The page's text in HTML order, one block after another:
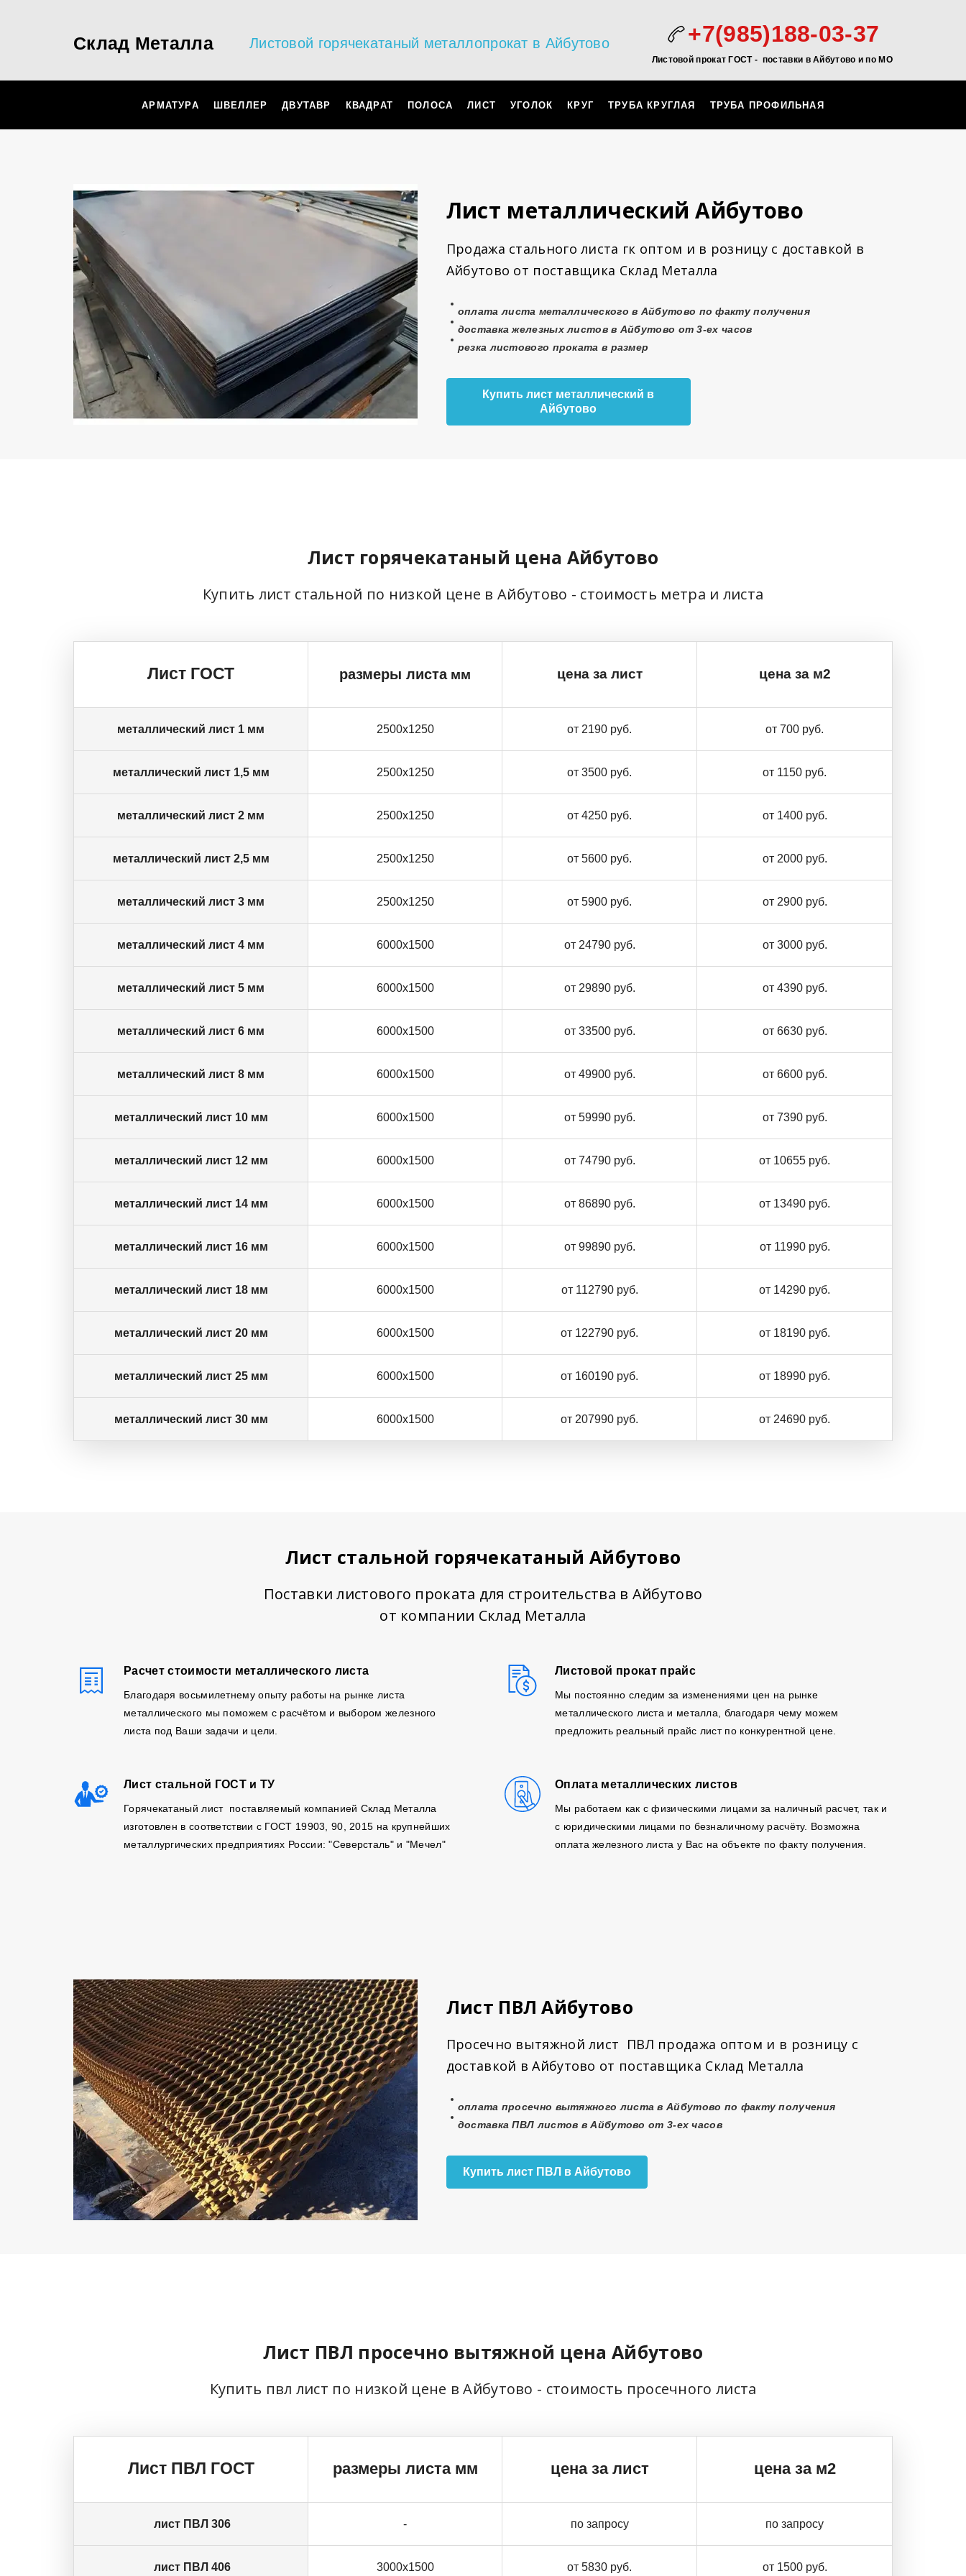
Склад Металла Листовой горячекатаный металлопрокат в Айбутово +7(985)188-03-37
Листовой прокат ГОСТ - поставки в Айбутово и по МО
АРМАТУРА ШВЕЛЛЕР ДВУТАВР КВАДРАТ ПОЛОСА ЛИСТ УГОЛОК КРУГ ТРУБА КРУГЛАЯ ТРУБА ПРОФИЛЬНАЯ
Лист металлический Айбутово
Продажа стального листа гк оптом и в розницу с доставкой в
Айбутово от поставщика Склад Металла
оплаталиста металлическогов Айбутово по факту получения
доставка железных листов в Айбутово от 3-ех часов
резка листового проката в размер
Купить лист металлический в
Айбутово
Лист горячекатаный цена Айбутово
Купить лист стальной по низкой цене в Айбутово - стоимость метра и листа
Лист ГОСТ размеры листамм цена за лист цена за м2
металлический лист 1 мм 2500х1250 от 2190 руб. от 700 руб.
металлический лист 1,5 мм 2500х1250 от 3500 руб. от 1150 руб.
металлический лист 2 мм 2500х1250 от 4250 руб. от 1400 руб.
металлический лист 2,5 мм 2500х1250 от 5600 руб. от 2000 руб.
металлический лист 3 мм 2500х1250 от 5900 руб. от 2900 руб.
металлический лист 4 мм 6000х1500 от 24790 руб. от 3000 руб.
металлический лист 5 мм 6000х1500 от 29890 руб. от 4390 руб.
металлический лист 6 мм 6000х1500 от 33500 руб. от 6630 руб.
металлический лист 8 мм 6000х1500 от 49900 руб. от 6600 руб.
металлический лист 10 мм 6000х1500 от 59990 руб. от 7390 руб.
металлический лист 12 мм 6000х1500 от 74790 руб. от 10655 руб.
металлический лист 14 мм 6000х1500 от 86890 руб. от 13490 руб.
металлический лист 16 мм 6000х1500 от 99890 руб. от 11990 руб.
металлический лист 18 мм 6000х1500 от 112790 руб. от 14290 руб.
металлический лист 20 мм 6000х1500 от 122790 руб. от 18190 руб.
металлический лист 25 мм 6000х1500 от 160190 руб. от 18990 руб.
металлический лист 30 мм 6000х1500 от 207990 руб. от 24690 руб.
Лист стальной горячекатаный Айбутово
Поставки листового проката для строительства в Айбутово
от компании Склад Металла
Расчет стоимости металлического листа
Благодаря восьмилетнему опыту работы на рынке листа
металлического мы поможем с расчётом и выбором железного
листа под Ваши задачи и цели.
Листовой прокат прайс
Мы постоянно следим за изменениями цен на рынке
металлического листа и металла, благодаря чему можем
предложить реальный прайс лист по конкурентной цене.
Лист стальной ГОСТ и ТУ
Горячекатаный лист поставляемый компанией Склад Металла
изготовлен в соответствии с ГОСТ 19903, 90, 2015 на крупнейших
металлургических предприятиях России: "Северсталь" и "Мечел"
Оплата металлических листов
Мы работаем как с физическими лицами за наличный расчет, так и
с юридическими лицами по безналичному расчёту. Возможна
оплата железного листа у Вас на объекте по факту получения.
Лист ПВЛ Айбутово
Просечно вытяжной лист ПВЛ продажа оптом и в розницу с
доставкой в Айбутово от поставщика Склад Металла
оплата просечно вытяжноголиста в Айбутово по факту получения
доставка ПВЛ листов в Айбутово от 3-ех часов
Купить лист ПВЛ в Айбутово
Лист ПВЛ просечно вытяжной цена Айбутово
Купить пвл лист по низкой цене в Айбутово - стоимость просечного листа
Лист ПВЛ ГОСТ размеры листа мм цена за лист цена за м2
лист ПВЛ 306 - по запросу по запросу
лист ПВЛ 406 3000х1500 от 5830 руб. от 1500 руб.